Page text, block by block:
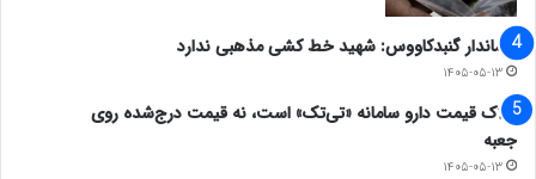
فرماندار گنبدکاووس: شهید خط کشی مذهبی ندارد
۱۴۰۵-۰۵-۱۳
ملاک قیمت دارو سامانه «تی‌تک» است، نه قیمت درج‌شده روی
جعبه
۱۴۰۵-۰۵-۱۳